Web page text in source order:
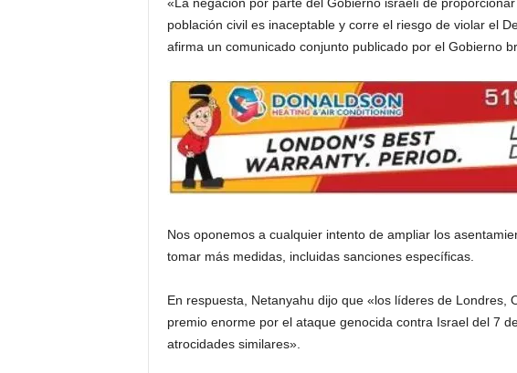
población civil es inaceptable y corre el riesgo de violar el
afirma un comunicado conjunto publicado por el Gobierno
Nos oponemos a cualquier intento de ampliar los
tomar más medidas, incluidas sanciones específicas.
En respuesta, Netanyahu dijo que «los líderes de Londres,
premio enorme por el ataque genocida contra Israel del 7
atrocidades similares».